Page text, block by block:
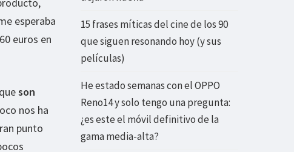
esperaba
euros en
son
nos ha
punto
15 frases míticas del cine de los 90
que siguen resonando hoy (y sus
películas)
He estado semanas con el OPPO
Reno14 y solo tengo una pregunta:
¿es este el móvil definitivo de la
gama media-alta?